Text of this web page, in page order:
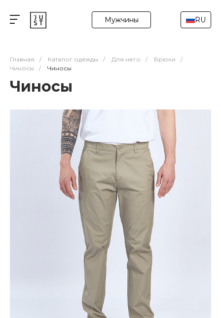
Мужчины RU
Главная / Каталог одежды / Для него / Брюки
/
Чиносы
/ Чиносы
Чиносы